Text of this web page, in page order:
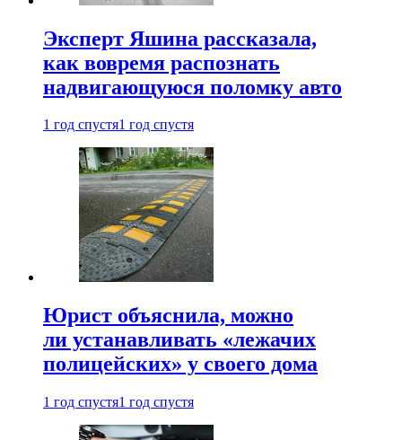
Эксперт Яшина рассказала,
как вовремя распознать
надвигающуюся поломку авто
1 год спустя1 год спустя
Юрист объяснила, можно
ли устанавливать «лежачих
полицейских» у своего дома
1 год спустя1 год спустя